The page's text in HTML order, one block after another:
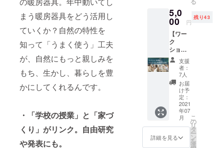
まう暖房器具をどう活用し
ていくか？自然の特性を
知って「うまく使う」工夫
が、自然にもっと親しみを
もち、生かし、暮らしを豊
かにしてくれるんです。
・「学校の授業」と「家づ
くり」がリンク。自由研究
や発表にも。
「あー、そ
の考え方、
わかるよ」
と共感くだ
さったみな
さんと一緒
に、面白い
くっていき
たいと思っ
ています！
stagra
m.com/
passive
design_
plus/ -
Facebo
ok：
https://
www.fa
cebook.
com/pd
pluskm/
お誘い
頂ける
チケッ
トで
す！ ・
本リ
ターン
は、既
にご購
入くだ
さった
方のID
でご購
入くだ
さい。
・6月中
ス感染
症対策
の影響
によ
り、1組
2名（子
ども１
人につ
き保護
者1人）
でご参
加をお
願いし
ます。
参加者
の最大
数はレ
5,0
00 円
残り43
【ワー
ク
ショッ
プ参加
券（オ
ンライ
ン
版）】
オンラ
イン版
でワー
ショッ
プを体
験でき
支援
者：
7人
お届
け予
定：
2021
年07
月
詳細を見る
こ
の
リ
タ
ー
ン
を
選